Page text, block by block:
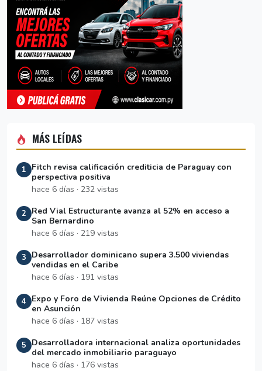
MÁS LEÍDAS
1
Fitch revisa calificación crediticia de Paraguay con
perspectiva positiva
hace 6 días · 232 vistas
2
Red Vial Estructurante avanza al 52% en acceso a
San Bernardino
hace 6 días · 219 vistas
3
Desarrollador dominicano supera 3.500 viviendas
vendidas en el Caribe
hace 6 días · 191 vistas
4
Expo y Foro de Vivienda Reúne Opciones de Crédito
en Asunción
hace 6 días · 187 vistas
5
Desarrolladora internacional analiza oportunidades
del mercado inmobiliario paraguayo
hace 6 días · 176 vistas